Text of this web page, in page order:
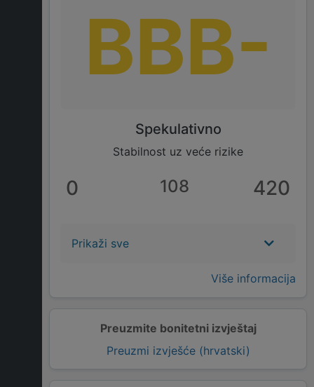
Preuzmite bonitetni izvještaj
Preuzmi izvješće (hrvatski)
BBB-
Spekulativno
Stabilnost uz veće rizike
0 108 420
Prikaži sve
Više informacija